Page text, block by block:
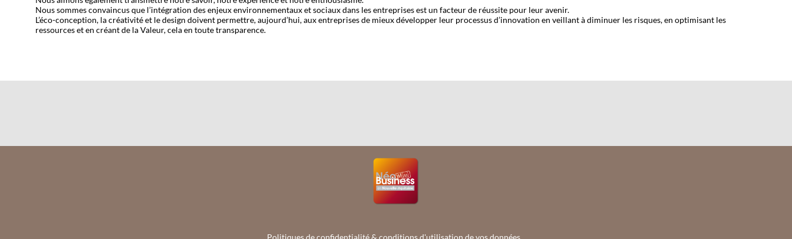
Nous sommes convaincus que l’intégration des enjeux environnementaux et sociaux dans les entreprises est un facteur de réussite pour leur avenir.
L’éco-conception, la créativité et le design doivent permettre, aujourd’hui, aux entreprises de mieux développer leur processus d’innovation en veillant à diminuer les risques, en optimisant les
ressources et en créant de la Valeur, cela en toute transparence.